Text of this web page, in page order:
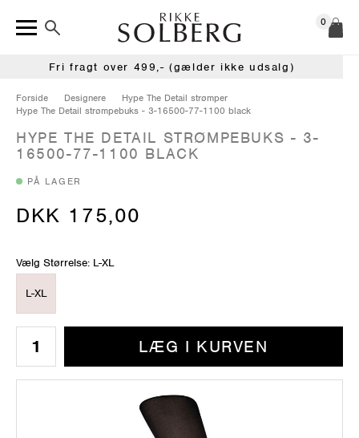
0
Fri fragt over 499,- (gælder ikke udsalg)
Forside Designere
Hype The Detail strømper
Hype The Detail strømpebuks - 3-16500-77-1100 black
HYPE THE DETAIL STRØMPEBUKS - 3-
16500-77-1100 BLACK
PÅ LAGER
DKK 175,00
Vælg Størrelse: L-XL
L-XL
LÆG I KURVEN